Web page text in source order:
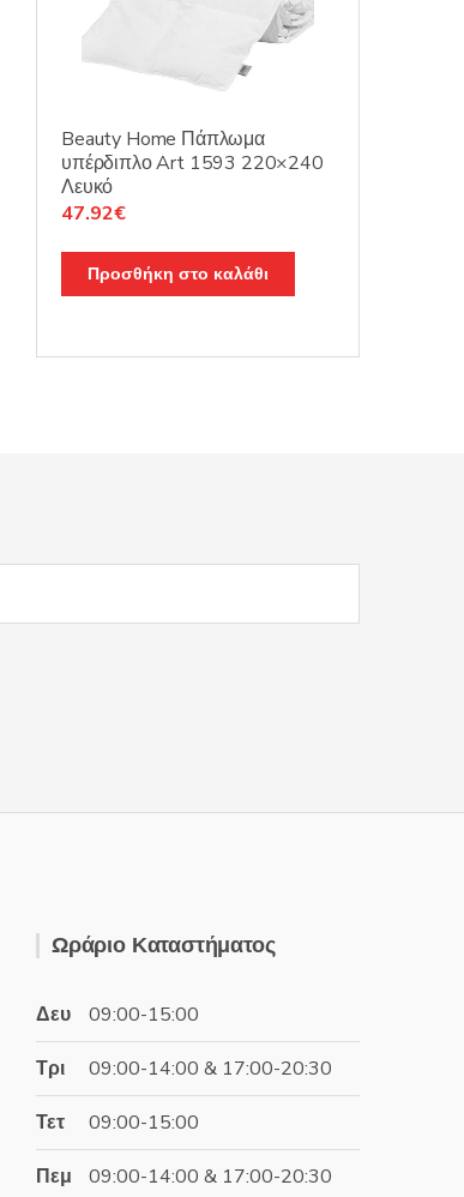
Beauty Home Πάπλωμα
υπέρδιπλο Art 1593 220×240
Λευκό
Original
was:
59.90€.
47.92€Η
τιμή
είναι:
Προσθήκη στο καλάθι
Ωράριο Καταστήματος
Δευ 09:00-15:00
Τρι 09:00-14:00 & 17:00-20:30
Τετ 09:00-15:00
Πεμ 09:00-14:00 & 17:00-20:30